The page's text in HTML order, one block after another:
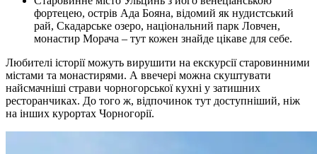
фортецею, острів Ада Бояна, відомий як нудистський
рай, Скадарське озеро, національний парк Ловчен,
монастир Морача – тут кожен знайде цікаве для себе.
Любителі історії можуть вирушити на екскурсії старовинними
містами та монастирями. А ввечері можна скуштувати
найсмачніші страви чорногорської кухні у затишних
ресторанчиках. До того ж, відпочинок тут доступніший, ніж
на інших курортах Чорногорії.